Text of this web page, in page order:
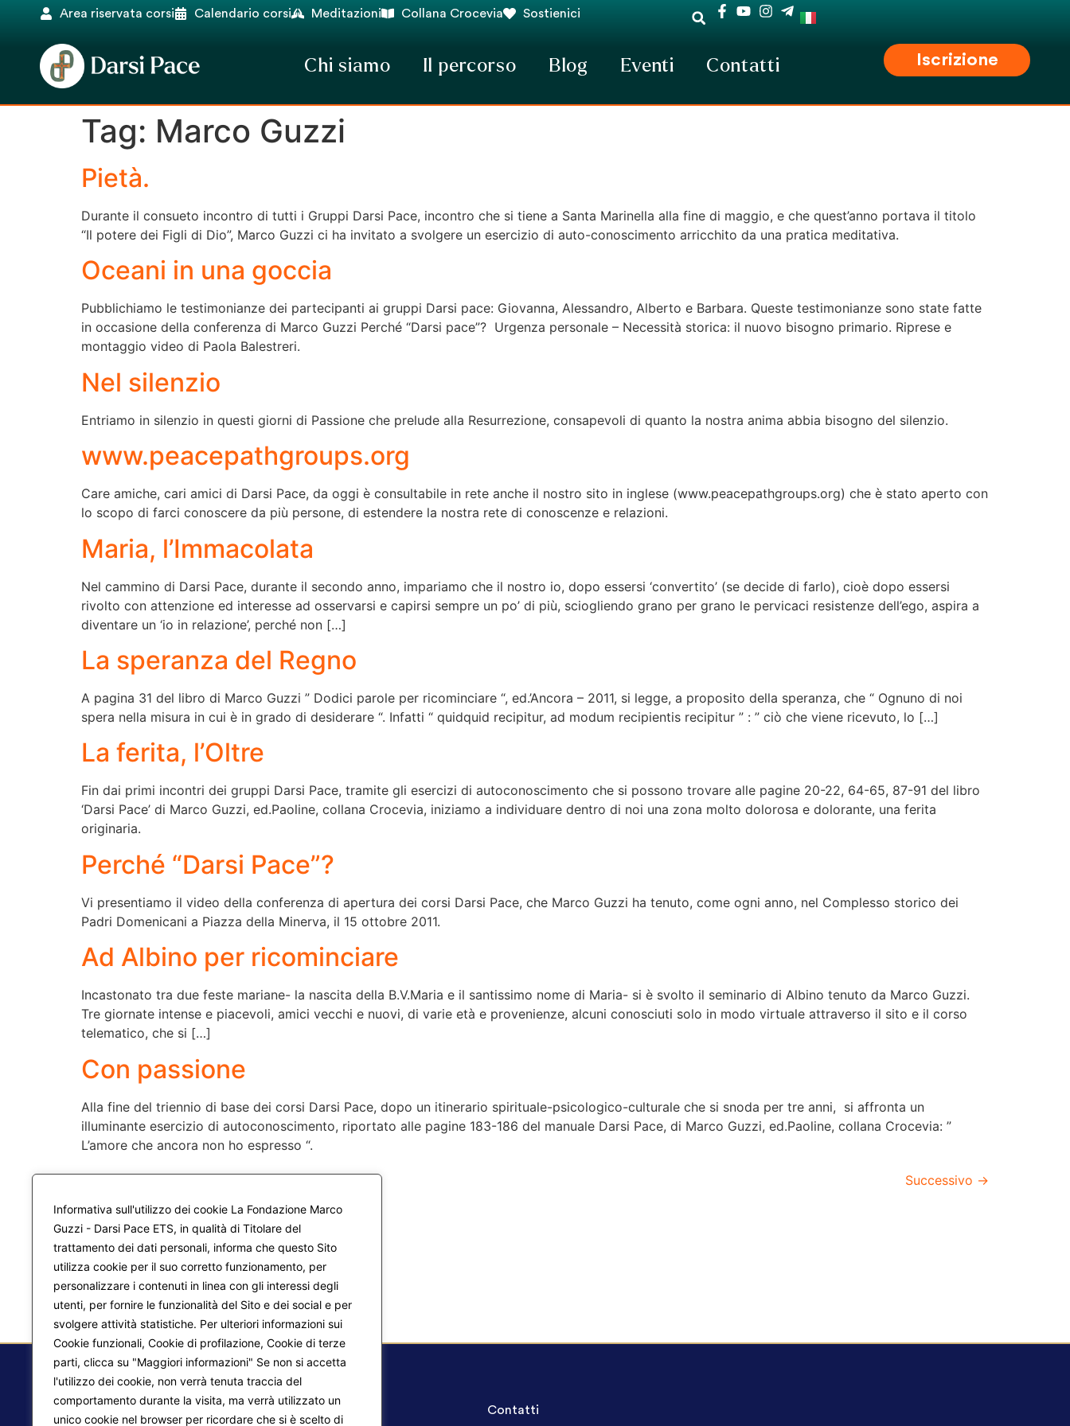
Informativa sull'utilizzo dei cookie La Fondazione Marco
Guzzi - Darsi Pace ETS, in qualità di Titolare del
trattamento dei dati personali, informa che questo Sito
utilizza cookie per il suo corretto funzionamento, per
personalizzare i contenuti in linea con gli interessi degli
utenti, per fornire le funzionalità del Sito e dei social e per
svolgere attività statistiche. Per ulteriori informazioni sui
Cookie funzionali, Cookie di profilazione, Cookie di terze
parti, clicca su "Maggiori informazioni" Se non si accetta
l'utilizzo dei cookie, non verrà tenuta traccia del
comportamento durante la visita, ma verrà utilizzato un
unico cookie nel browser per ricordare che si è scelto di
Area riservata corsi Calendario corsi Meditazioni Collana Crocevia Sostienici
Chi siamo Il percorso Blog Eventi Contatti Iscrizione
Tag: Marco Guzzi
Pietà.
Durante il consueto incontro di tutti i Gruppi Darsi Pace, incontro che si tiene a Santa Marinella alla fine di maggio, e che quest’anno portava il titolo
“Il potere dei Figli di Dio”, Marco Guzzi ci ha invitato a svolgere un esercizio di auto-conoscimento arricchito da una pratica meditativa.
Oceani in una goccia
Pubblichiamo le testimonianze dei partecipanti ai gruppi Darsi pace: Giovanna, Alessandro, Alberto e Barbara. Queste testimonianze sono state fatte
in occasione della conferenza di Marco Guzzi Perché “Darsi pace”? Urgenza personale – Necessità storica: il nuovo bisogno primario. Riprese e
montaggio video di Paola Balestreri.
Nel silenzio
Entriamo in silenzio in questi giorni di Passione che prelude alla Resurrezione, consapevoli di quanto la nostra anima abbia bisogno del silenzio.
www.peacepathgroups.org
Care amiche, cari amici di Darsi Pace, da oggi è consultabile in rete anche il nostro sito in inglese (www.peacepathgroups.org) che è stato aperto con
lo scopo di farci conoscere da più persone, di estendere la nostra rete di conoscenze e relazioni.
Maria, l’Immacolata
Nel cammino di Darsi Pace, durante il secondo anno, impariamo che il nostro io, dopo essersi ‘convertito’ (se decide di farlo), cioè dopo essersi
rivolto con attenzione ed interesse ad osservarsi e capirsi sempre un po’ di più, sciogliendo grano per grano le pervicaci resistenze dell’ego, aspira a
diventare un ‘io in relazione’, perché non […]
La speranza del Regno
A pagina 31 del libro di Marco Guzzi ” Dodici parole per ricominciare “, ed.’Ancora – 2011, si legge, a proposito della speranza, che “ Ognuno di noi
spera nella misura in cui è in grado di desiderare “. Infatti “ quidquid recipitur, ad modum recipientis recipitur ” : ” ciò che viene ricevuto, lo […]
La ferita, l’Oltre
Fin dai primi incontri dei gruppi Darsi Pace, tramite gli esercizi di autoconoscimento che si possono trovare alle pagine 20-22, 64-65, 87-91 del libro
‘Darsi Pace’ di Marco Guzzi, ed.Paoline, collana Crocevia, iniziamo a individuare dentro di noi una zona molto dolorosa e dolorante, una ferita
originaria.
Perché “Darsi Pace”?
Vi presentiamo il video della conferenza di apertura dei corsi Darsi Pace, che Marco Guzzi ha tenuto, come ogni anno, nel Complesso storico dei
Padri Domenicani a Piazza della Minerva, il 15 ottobre 2011.
Ad Albino per ricominciare
Incastonato tra due feste mariane- la nascita della B.V.Maria e il santissimo nome di Maria- si è svolto il seminario di Albino tenuto da Marco Guzzi.
Tre giornate intense e piacevoli, amici vecchi e nuovi, di varie età e provenienze, alcuni conosciuti solo in modo virtuale attraverso il sito e il corso
telematico, che si […]
Con passione
Alla fine del triennio di base dei corsi Darsi Pace, dopo un itinerario spirituale-psicologico-culturale che si snoda per tre anni, si affronta un
illuminante esercizio di autoconoscimento, riportato alle pagine 183-186 del manuale Darsi Pace, di Marco Guzzi, ed.Paoline, collana Crocevia: ”
L’amore che ancora non ho espresso “.
←precedente Successivo →
Contatti